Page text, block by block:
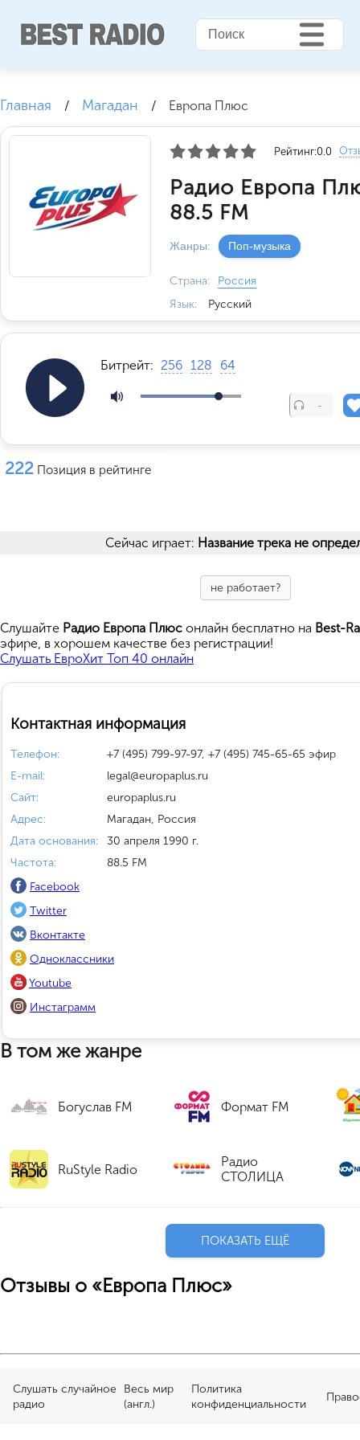
Главная / Магадан / Европа Плюс
Рейтинг:0.0
Радио Европа
88.5 FM
Жанры: Поп-музыка
Страна:
Россия
Язык:
Русский
Битрейт: 256 128 64
-
222 Позиция в рейтинге
Сейчас играет: Название трека не
не работает?
Cлушайте Радио Европа Плюс онлайн бесплатно на Best-
эфире, в хорошем качестве без регистрации!
Слушать ЕвроХит Топ 40 онлайн
Контактная информация
Телефон:
+7 (495) 799-97-97, +7 (495) 745-65-65 эфир
E-mail:
legal@europaplus.ru
Сайт:
europaplus.ru
Адрес:
Магадан, Россия
Дата основания:
30 апреля 1990 г.
Частота:
88.5 FM
Facebook
Twitter
Вконтакте
Одноклассники
Youtube
Инстаграмм
В том же жанре
Богуслав FM Формат FM
RuStyle Radio
Радио
СТОЛИЦА
ПОКАЗАТЬ ЕЩЁ
Отзывы о «Европа Плюс»
Слушать случайное
радио
Весь мир
(англ.)
Политика
конфиденциальности